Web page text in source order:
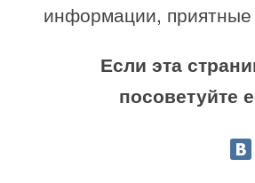
информации, приятные
Если эта
посоветуйте